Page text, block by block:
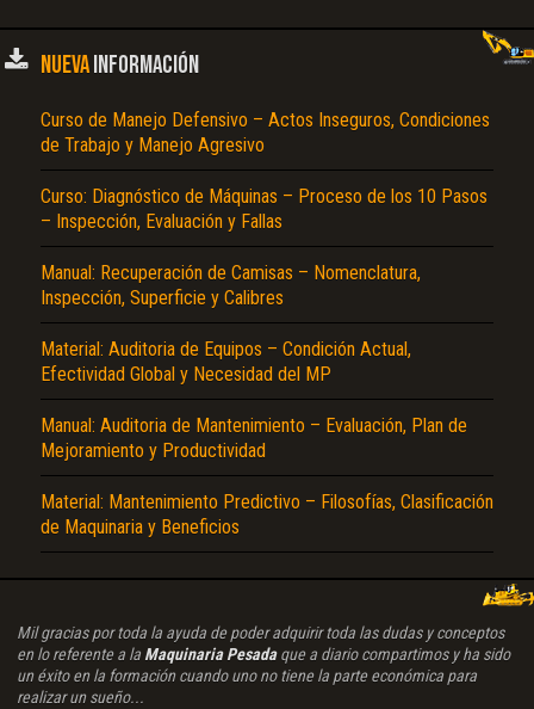
NUEVAINFORMACIÓN
Curso de Manejo Defensivo – Actos Inseguros, Condiciones
de Trabajo y Manejo Agresivo
Curso: Diagnóstico de Máquinas – Proceso de los 10 Pasos
– Inspección, Evaluación y Fallas
Manual: Recuperación de Camisas – Nomenclatura,
Inspección, Superficie y Calibres
Material: Auditoria de Equipos – Condición Actual,
Efectividad Global y Necesidad del MP
Manual: Auditoria de Mantenimiento – Evaluación, Plan de
Mejoramiento y Productividad
Material: Mantenimiento Predictivo – Filosofías, Clasificación
de Maquinaria y Beneficios
Mil gracias por toda la ayuda de poder adquirir toda las dudas y conceptos
en lo referente a la Maquinaria Pesadaque a diario compartimos y ha sido
un éxito en la formación cuando uno no tiene la parte económica para
realizar un sueño...